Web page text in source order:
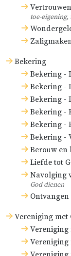
Vertrouwen
toe-eigening,
Bekering
Bekering -
Bekering -
Bekering -
Bekering -
Bekering -
Bekering -
Berouw en
Liefde tot
Navolging
God dienen
Ontvangen
Vereniging met
Vereniging
Vereniging
de
In de
het
is
ware
tegen